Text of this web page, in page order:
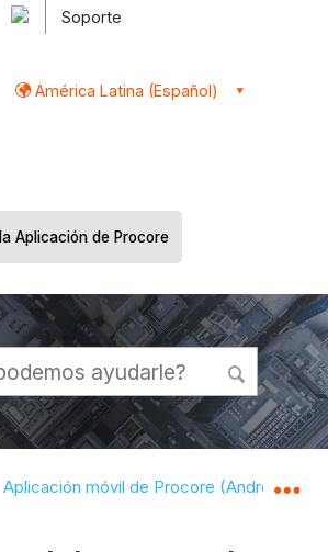
Soporte
América Latina (Español)
Aplicación de Procore
contraer jerarquía global
Aplicación móvil de Procore (Android)